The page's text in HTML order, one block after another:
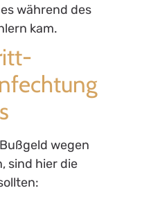
während des
kam.
wegen
sind hier die